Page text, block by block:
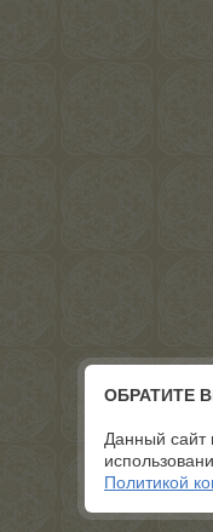
ОБРАТИТЕ
Данный сайт
Политикой